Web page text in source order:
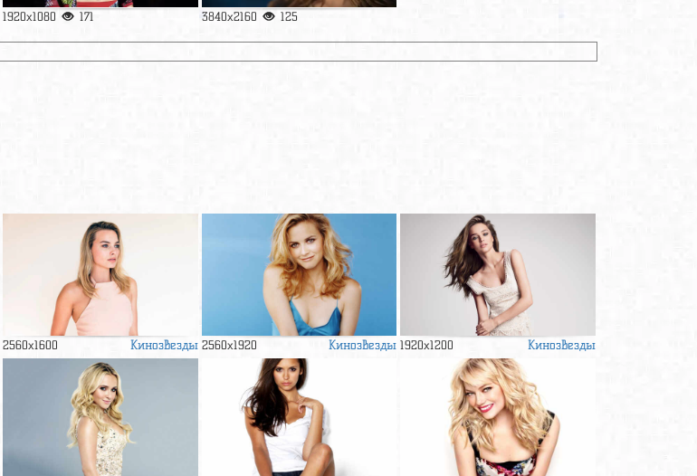
1920x1080 171 3840x2160 125
2560x1600 Кинозвезды 2560x1920 Кинозвезды 1920x1200 Кинозвезды